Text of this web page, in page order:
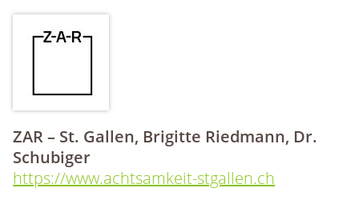
ZAR – St. Gallen, Brigitte Riedmann, Dr.
Schubiger
https://www.achtsamkeit-stgallen.ch